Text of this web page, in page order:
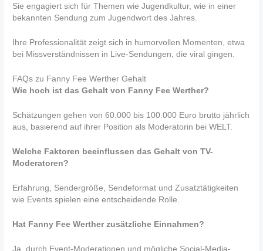
Sie engagiert sich für Themen wie Jugendkultur, wie in einer
bekannten Sendung zum Jugendwort des Jahres.
Ihre Professionalität zeigt sich in humorvollen Momenten, etwa
bei Missverständnissen in Live-Sendungen, die viral gingen.
FAQs zu Fanny Fee Werther Gehalt
Wie hoch ist das Gehalt von Fanny Fee Werther?
Schätzungen gehen von 60.000 bis 100.000 Euro brutto jährlich
aus, basierend auf ihrer Position als Moderatorin bei WELT.
Welche Faktoren beeinflussen das Gehalt von TV-
Moderatoren?
Erfahrung, Sendergröße, Sendeformat und Zusatztätigkeiten
wie Events spielen eine entscheidende Rolle.
Hat Fanny Fee Werther zusätzliche Einnahmen?
Ja, durch Event-Moderationen und mögliche Social-Media-